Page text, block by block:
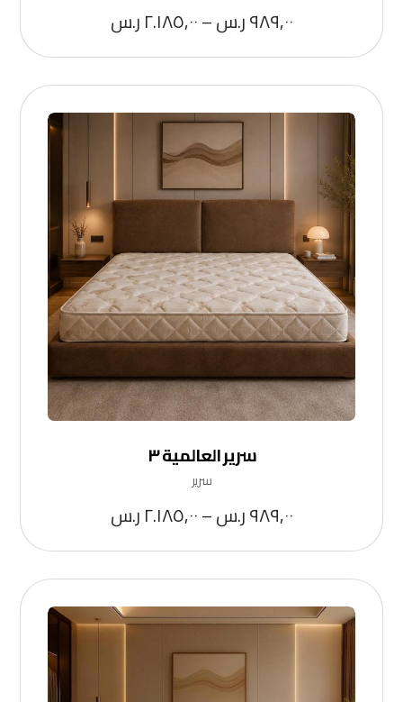
٩٨٩,٠٠ر.س–٢.١٨٥,٠٠ر.س
سرير العالمية ٣
سرير
٩٨٩,٠٠ر.س–٢.١٨٥,٠٠ر.س